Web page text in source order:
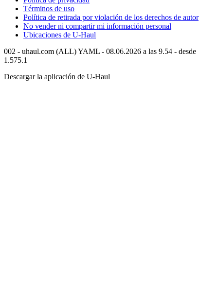
Términos de uso
Política de retirada por violación de los derechos de autor
No vender ni compartir mi información personal
Ubicaciones de U-Haul
002 - uhaul.com (ALL) YAML - 08.06.2026 a las 9.54 - desde
1.575.1
Descargar la aplicación de U-Haul